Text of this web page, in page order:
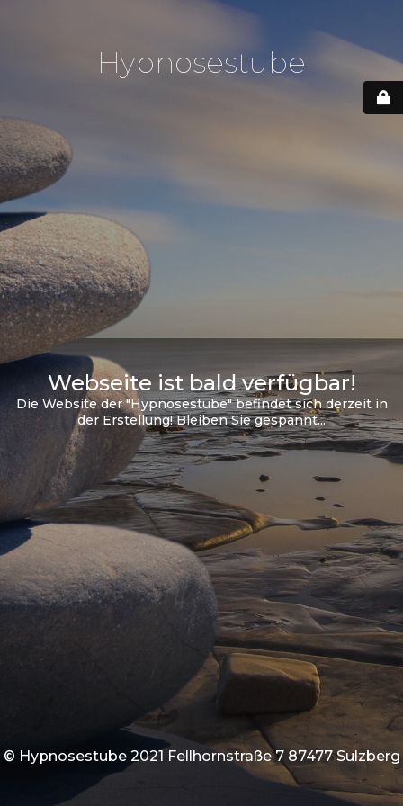
Hypnosestube
Webseite ist bald verfügbar!
Die Website der "Hypnosestube" befindet sich derzeit in
der Erstellung! Bleiben Sie gespannt...
© Hypnosestube 2021 Fellhornstraße 7 87477 Sulzberg